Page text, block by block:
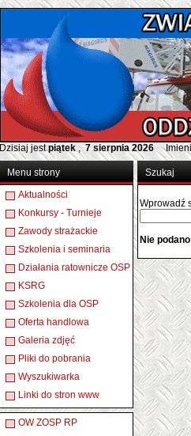
Dzisiaj jestpiątek, 7 sierpnia 2026
Menu strony
Aktualności
Konkursy - Turnieje
Zawody strażackie
Szkolenia i seminaria
Działania ratownicze OSP
KSRG
Szkolenia dla OSP
Oferta handlowa
Galeria zdjęć
Pliki do pobrania
Wyszukiwarka
Linki do stron www
OW ZOSP RP
Szukaj
Wprowadź
Nie